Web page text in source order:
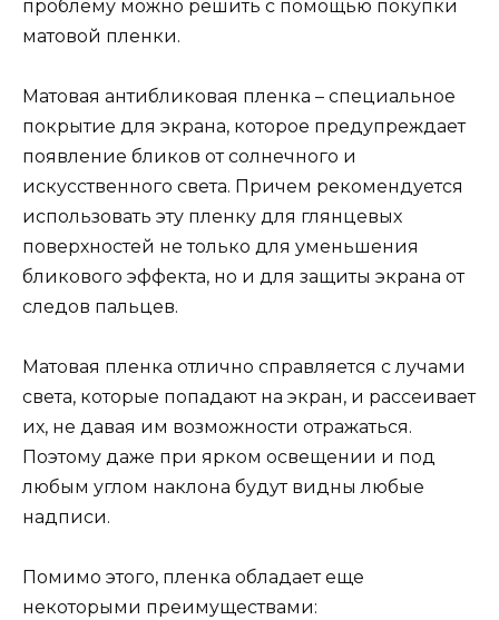
проблему можно решить с помощью покупки
матовой пленки.
Матовая антибликовая пленка – специальное
покрытие для экрана, которое предупреждает
появление бликов от солнечного и
искусственного света. Причем рекомендуется
использовать эту пленку для глянцевых
поверхностей не только для уменьшения
бликового эффекта, но и для защиты экрана от
следов пальцев.
Матовая пленка отлично справляется с лучами
света, которые попадают на экран, и рассеивает
их, не давая им возможности отражаться.
Поэтому даже при ярком освещении и под
любым углом наклона будут видны любые
надписи.
Помимо этого, пленка обладает еще
некоторыми преимуществами: